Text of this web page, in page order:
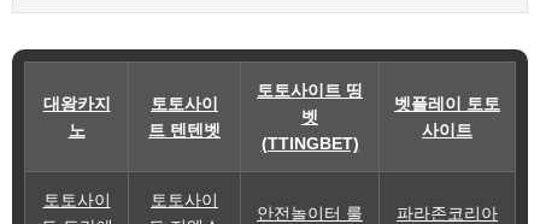
대왕카지
노
토토사이
트 텐텐벳
토토사이트 띵
벳
(TTINGBET)
벳플레이 토토
사이트
토토사이
토토사이
안전놀이터 룰
파라존코리아